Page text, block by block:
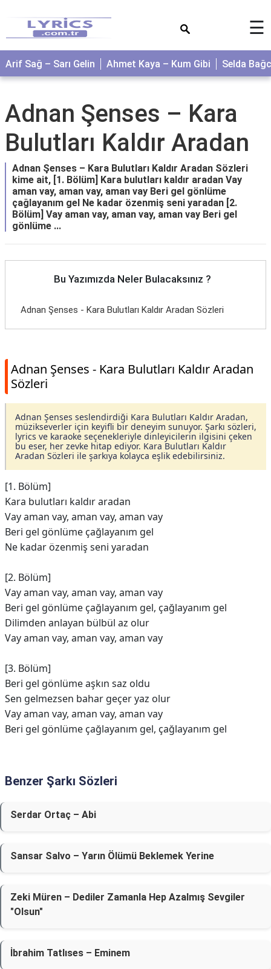
☰
Arif Sağ – Sarı Gelin Ahmet Kaya – Kum Gibi Selda
Adnan Şenses – Kara
Bulutları Kaldır Aradan
Adnan Şenses – Kara Bulutları Kaldır Aradan Sözleri
kime ait, [1. Bölüm] Kara bulutları kaldır aradan Vay
aman vay, aman vay, aman vay Beri gel gönlüme
çağlayanım gel Ne kadar özenmiş seni yaradan [2.
Bölüm] Vay aman vay, aman vay, aman vay Beri gel
gönlüme ...
Bu Yazımızda Neler Bulacaksınız ?
Adnan Şenses - Kara Bulutları Kaldır Aradan Sözleri
Adnan Şenses - Kara Bulutları Kaldır Aradan
Sözleri
Adnan Şenses seslendirdiği Kara Bulutları Kaldır Aradan,
müzikseverler için keyifli bir deneyim sunuyor. Şarkı sözleri,
lyrics ve karaoke seçenekleriyle dinleyicilerin ilgisini çeken
bu eser, her zevke hitap ediyor. Kara Bulutları Kaldır
Aradan Sözleri ile şarkıya kolayca eşlik edebilirsiniz.
[1. Bölüm]
Kara bulutları kaldır aradan
Vay aman vay, aman vay, aman vay
Beri gel gönlüme çağlayanım gel
Ne kadar özenmiş seni yaradan
[2. Bölüm]
Vay aman vay, aman vay, aman vay
Beri gel gönlüme çağlayanım gel, çağlayanım gel
Dilimden anlayan bülbül az olur
Vay aman vay, aman vay, aman vay
[3. Bölüm]
Beri gel gönlüme aşkın saz oldu
Sen gelmezsen bahar geçer yaz olur
Vay aman vay, aman vay, aman vay
Beri gel gönlüme çağlayanım gel, çağlayanım gel
Benzer Şarkı Sözleri
Serdar Ortaç – Abi
Sansar Salvo – Yarın Ölümü Beklemek Yerine
Zeki Müren – Dediler Zamanla Hep Azalmış Sevgiler
"Olsun"
İbrahim Tatlıses – Eminem